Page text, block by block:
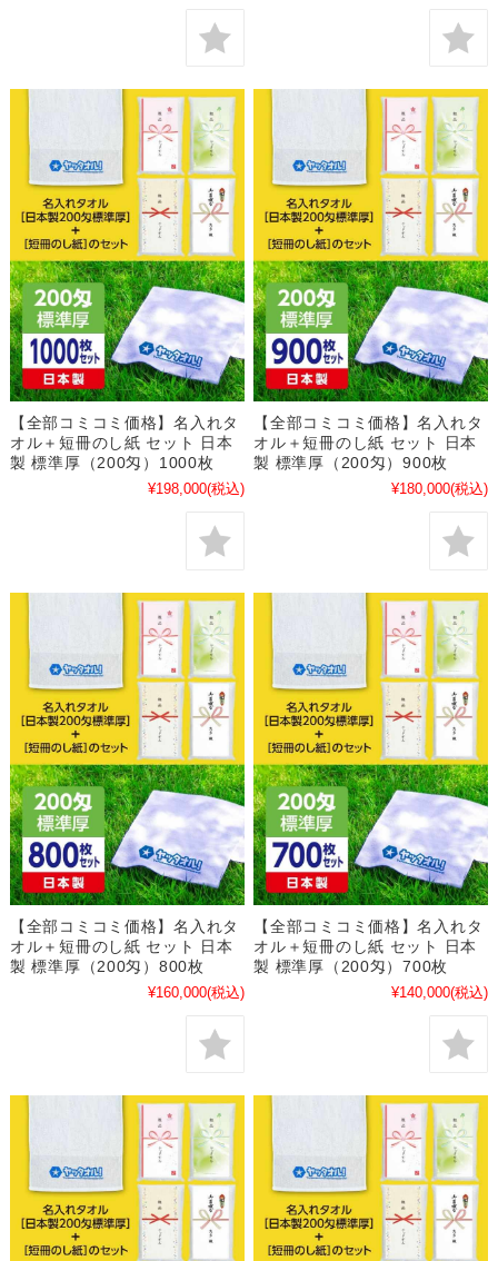
【全部コミコミ価格】名入れタ
オル＋短冊のし紙 セット 日本
製 標準厚（200匁）1000枚
¥198,000(税込)
【全部コミコミ価格】名入れタ
オル＋短冊のし紙 セット 日本
製 標準厚（200匁）900枚
¥180,000(税込)
【全部コミコミ価格】名入れタ
オル＋短冊のし紙 セット 日本
製 標準厚（200匁）800枚
¥160,000(税込)
【全部コミコミ価格】名入れタ
オル＋短冊のし紙 セット 日本
製 標準厚（200匁）700枚
¥140,000(税込)